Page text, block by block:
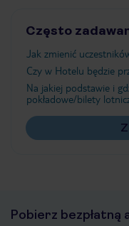
Często
Jak zmienić
Czy w Hotelu będzie
Na jakiej podstawie i
pokładowe/bilety
Pobierz bezpłatną